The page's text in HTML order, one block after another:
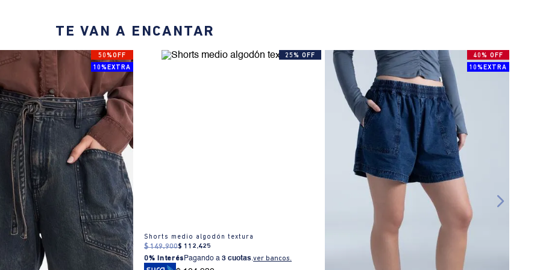
TE VAN A ENCANTAR
50%OFF
10%EXTRA
25% OFF
Shorts medio algodón textura
$ 149.900$ 112.425
0% Interés Pagando a3 cuotas.ver bancos.
40% OFF
10%EXTRA